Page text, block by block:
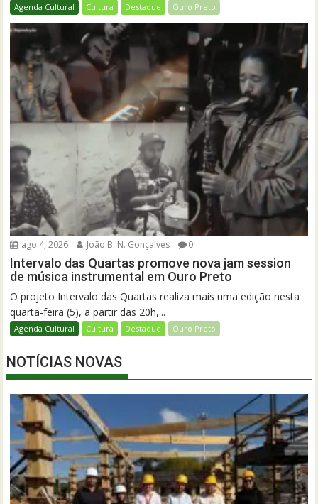
Agenda Cultural Cultura Destaque Ouro Preto
ago 4, 2026 João B. N. Gonçalves 0
Intervalo das Quartas promove nova jam session
de música instrumental em Ouro Preto
O projeto Intervalo das Quartas realiza mais uma edição nesta
quarta-feira (5), a partir das 20h,...
Agenda Cultural Cultura Destaque Ouro Preto
NOTÍCIAS NOVAS